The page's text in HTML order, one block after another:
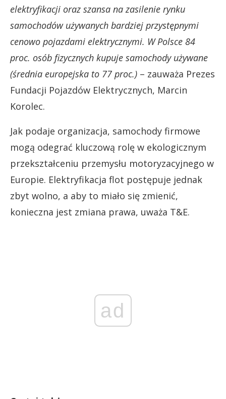
elektryfikacji oraz szansa na zasilenie rynku
samochodów używanych bardziej przystępnymi
cenowo pojazdami elektrycznymi. W Polsce 84
proc. osób fizycznych kupuje samochody używane
(średnia europejska to 77 proc.) – zauważa Prezes
Fundacji Pojazdów Elektrycznych, Marcin
Korolec.
Jak podaje organizacja, samochody firmowe
mogą odegrać kluczową rolę w ekologicznym
przekształceniu przemysłu motoryzacyjnego w
Europie. Elektryfikacja flot postępuje jednak
zbyt wolno, a aby to miało się zmienić,
konieczna jest zmiana prawa, uważa T&E.
ad